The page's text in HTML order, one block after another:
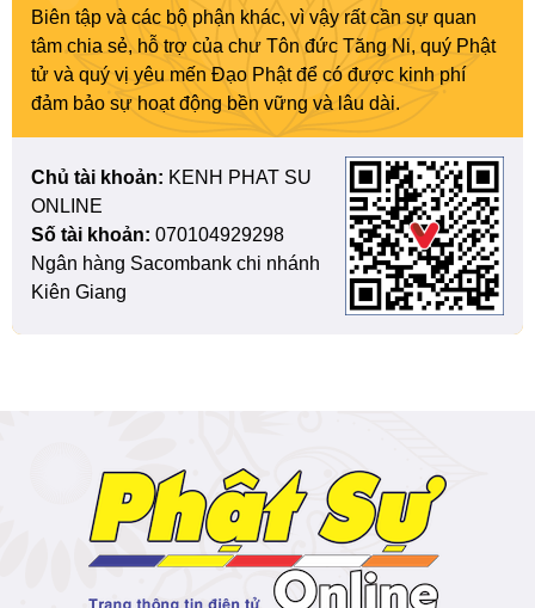
Biên tập và các bộ phận khác, vì vậy rất cần sự quan
tâm chia sẻ, hỗ trợ của chư Tôn đức Tăng Ni, quý Phật
tử và quý vị yêu mến Đạo Phật để có được kinh phí
đảm bảo sự hoạt động bền vững và lâu dài.
Chủ tài khoản: KENH PHAT SU
ONLINE
Số tài khoản: 070104929298
Ngân hàng Sacombank chi nhánh
Kiên Giang